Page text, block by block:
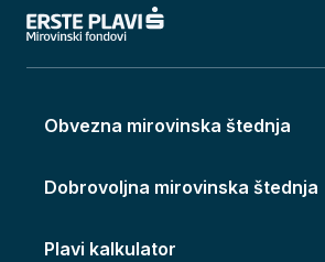
Obvezna mirovinska štednja
Dobrovoljna mirovinska štednja
Plavi kalkulator